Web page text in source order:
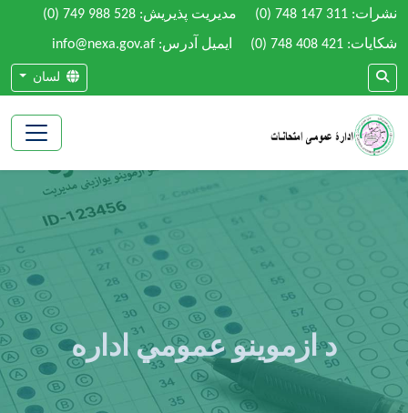
نشرات: (0) 748 147 311 مدیریت پذیریش: (0) 749 988 528
شکایات: (0) 748 408 421 ایمیل آدرس: info@nexa.gov.af
لسان
د ازموینو عمومي اداره